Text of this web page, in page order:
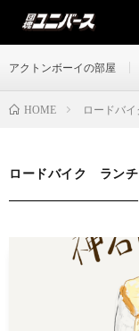
アクトンボーイの部屋
HOME ロードバ
ロードバイク ランチ